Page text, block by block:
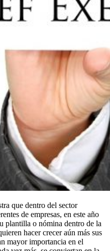
que dentro del sector
de empresas, en este año
plantilla o nómina dentro de la
hacer crecer aún más sus
mayor importancia en el